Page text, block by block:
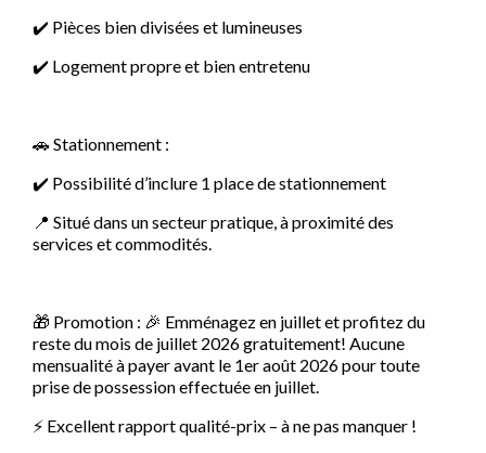
✔️ Pièces bien divisées et lumineuses
✔️ Logement propre et bien entretenu
🚗 Stationnement :
✔️ Possibilité d’inclure 1 place de stationnement
📍 Situé dans un secteur pratique, à proximité des
services et commodités.
🎁 Promotion : 🎉 Emménagez en juillet et profitez du
reste du mois de juillet 2026 gratuitement! Aucune
mensualité à payer avant le 1er août 2026 pour toute
prise de possession effectuée en juillet.
⚡ Excellent rapport qualité-prix – à ne pas manquer !